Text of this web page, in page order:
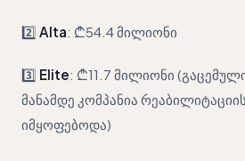
2️⃣ Alta: ₾54.4 მილიონი
3️⃣ Elite: ₾11.7 მილიონი
მანამდე კომპანია
იმყოფებოდა)